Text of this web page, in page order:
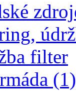
filter
(1)